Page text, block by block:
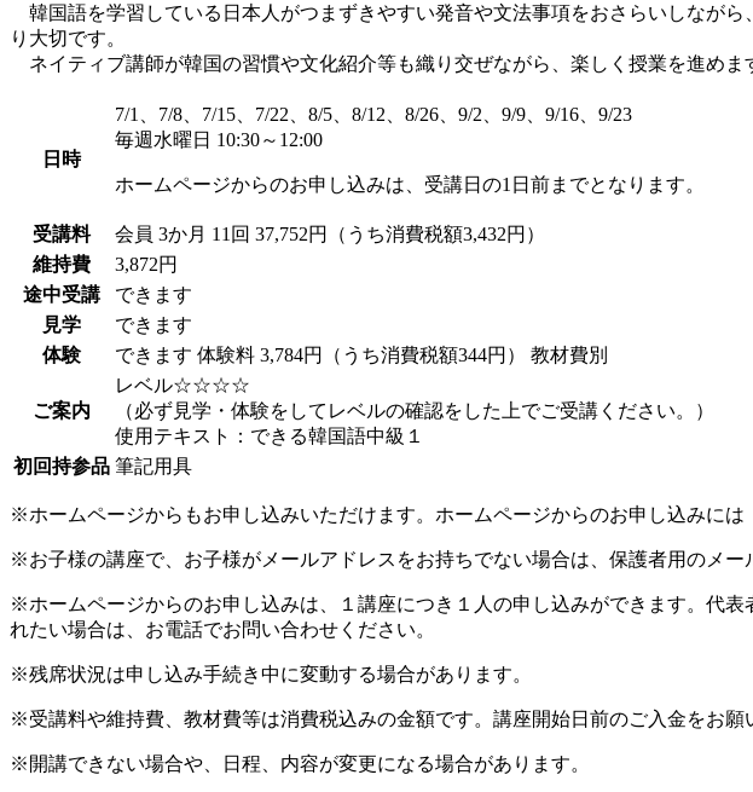
韓国語を学習している日本人がつまずきやすい発音や文法事項をおさらいしなが
り大切です。
ネイティブ講師が韓国の習慣や文化紹介等も織り交ぜながら、楽しく授業を進めま
日時
7/1、7/8、7/15、7/22、8/5、8/12、8/26、9/2、9/9、9/16、9/23
毎週水曜日 10:30～12:00
ホームページからのお申し込みは、受講日の1日前までとなります。
受講料 会員 3か月 11回 37,752円（うち消費税額3,432円）
維持費
3,872円
途中受講
できます
見学
できます
体験
できます 体験料 3,784円（うち消費税額344円） 教材費別
ご案内
レベル☆☆☆☆
（必ず見学・体験をしてレベルの確認をした上でご受講ください。）
使用テキスト：できる韓国語中級１
初回持参品 筆記用具
※ホームページからもお申し込みいただけます。ホームページからのお申し込みに
※お子様の講座で、お子様がメールアドレスをお持ちでない場合は、保護者用のメー
※ホームページからのお申し込みは、１講座につき１人の申し込みができます。代
れたい場合は、お電話でお問い合わせください。
※残席状況は申し込み手続き中に変動する場合があります。
※受講料や維持費、教材費等は消費税込みの金額です。講座開始日前のご入金をお願
※開講できない場合や、日程、内容が変更になる場合があります。